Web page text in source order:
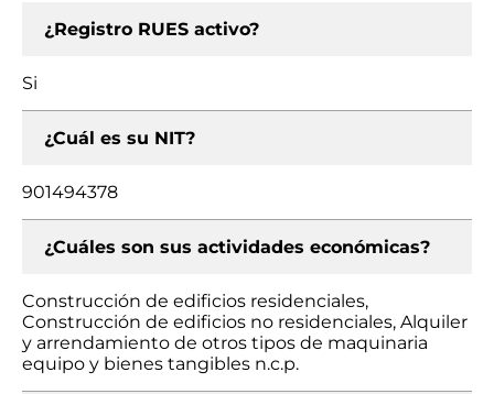
¿Registro RUES activo?
Si
¿Cuál es su NIT?
901494378
¿Cuáles son sus actividades económicas?
Construcción de edificios residenciales,
Construcción de edificios no residenciales, Alquiler
y arrendamiento de otros tipos de maquinaria
equipo y bienes tangibles n.c.p.